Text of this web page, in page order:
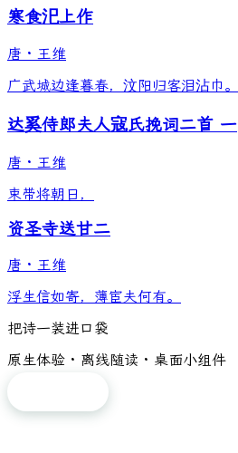
寒食汜上作
唐 · 王维
广武城边逢暮春，汶阳归客泪沾巾。
达奚侍郎夫人寇氏挽词二首 一
唐 · 王维
束带将朝日，
资圣寺送甘二
唐 · 王维
浮生信如寄，薄宦夫何有。
把诗一装进口袋
原生体验 · 离线随读 · 桌面小组件